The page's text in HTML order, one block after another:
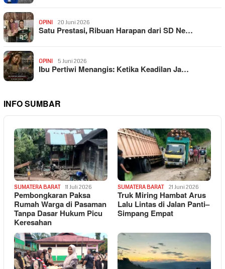
OPINI 20 Juni 2026
Satu Prestasi, Ribuan Harapan dari SD Ne…
OPINI 5 Juni 2026
Ibu Pertiwi Menangis: Ketika Keadilan Ja…
INFO SUMBAR
SUMATERA BARAT 11 Juli 2026
Pembongkaran Paksa
Rumah Warga di Pasaman
Tanpa Dasar Hukum Picu
Keresahan
SUMATERA BARAT 21 Juni 2026
Truk Miring Hambat Arus
Lalu Lintas di Jalan Panti–
Simpang Empat